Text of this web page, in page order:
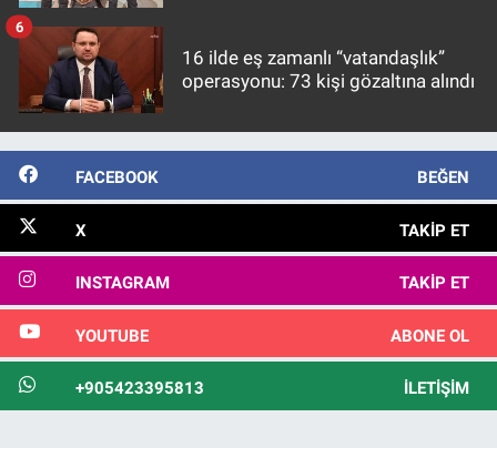
16 ilde eş zamanlı “vatandaşlık”
operasyonu: 73 kişi gözaltına alındı
6
FACEBOOK BEĞEN
X TAKIP ET
INSTAGRAM TAKIP ET
YOUTUBE ABONE OL
+905423395813 İLETIŞIM